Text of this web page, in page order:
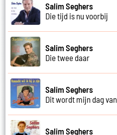
Salim Seghers
Die tijd is nu voorbij
Salim Seghers
Die twee daar
Salim Seghers
Dit wordt mijn dag
Salim Seghers